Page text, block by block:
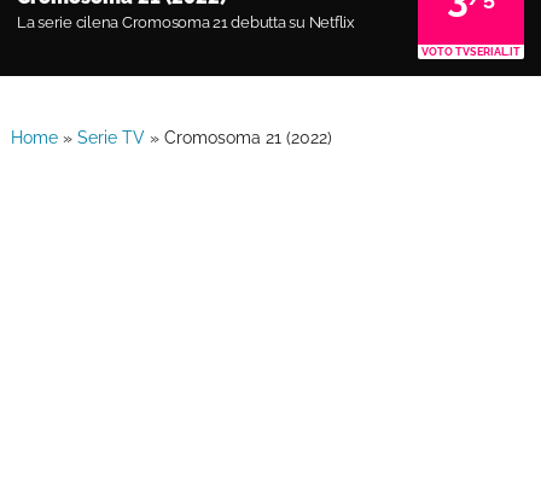
La serie cilena Cromosoma 21 debutta su Netflix
VOTO TVSERIAL.IT
Home» Serie TV» Cromosoma 21 (2022)